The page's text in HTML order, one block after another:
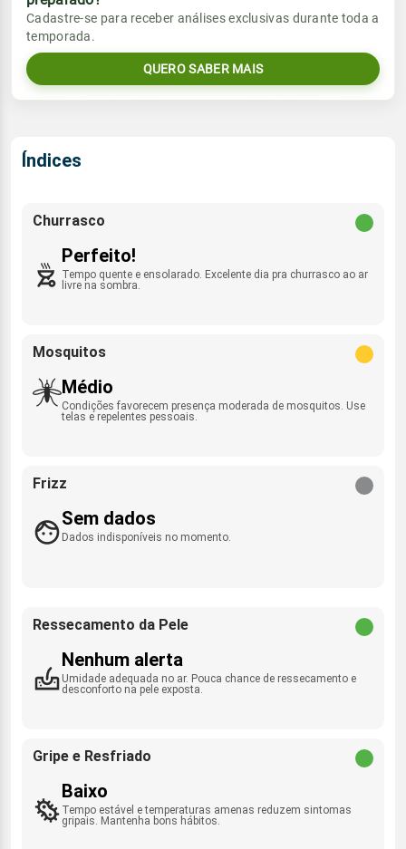
Umidade do ar
43% 58%
Rajada de vento
Sol
01:27h às 15:45h
Lua
Chuva
0.0mm
Umidade do ar
Vento
N/SE - 8km/h
Rajada de vento
Sol
Cadastre-se para receber análises exclusivas durante toda a
temporada.
QUERO SABER MAIS
Índices
Churrasco
Perfeito!
Tempo quente e ensolarado. Excelente dia pra churrasco ao ar
livre na sombra.
Mosquitos
Médio
Condições favorecem presença moderada de mosquitos. Use
telas e repelentes pessoais.
Frizz
Sem dados
Dados indisponíveis no momento.
Ressecamento da Pele
Nenhum alerta
Umidade adequada no ar. Pouca chance de ressecamento e
desconforto na pele exposta.
Gripe e Resfriado
Baixo
Tempo estável e temperaturas amenas reduzem sintomas
gripais. Mantenha bons hábitos.